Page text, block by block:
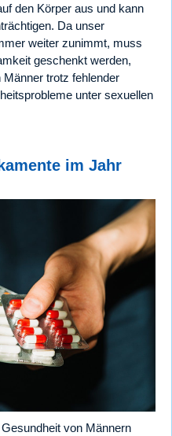
den Körper aus und kann
Da unser
weiter zunimmt, muss
geschenkt werden,
Männer trotz fehlender
unter sexuellen
im Jahr
von Männern